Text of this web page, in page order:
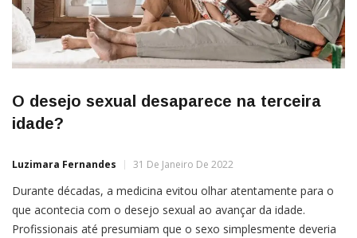
O desejo sexual desaparece na terceira
idade?
Luzimara Fernandes 31 De Janeiro De 2022
Durante décadas, a medicina evitou olhar atentamente para o
que acontecia com o desejo sexual ao avançar da idade.
Profissionais até presumiam que o sexo simplesmente deveria